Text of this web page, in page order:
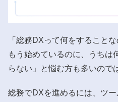
「総務DXって何をすること
もう始めているのに、うちは
らない」と悩む方も多いので
総務でDXを進めるには、ツ